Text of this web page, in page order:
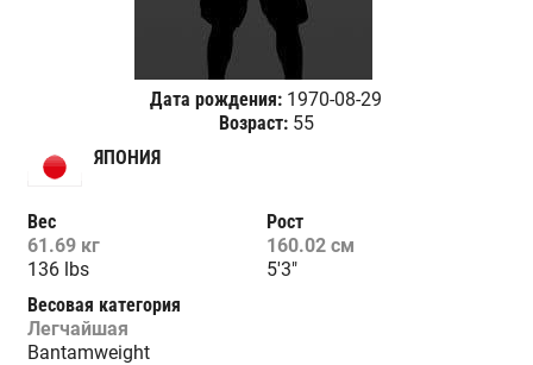
Дата рождения: 1970-08-29
Возраст:55
ЯПОНИЯ
Вес
61.69 кг
136 lbs
Рост
160.02 см
5'3"
Весовая категория
Легчайшая
Bantamweight